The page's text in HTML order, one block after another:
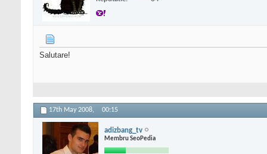
Salutare!
17th May 2008, 00:15
adizbang_tv
Membru SeoPedia